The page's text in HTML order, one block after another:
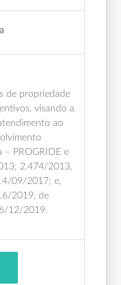
de propriedade
visando a
ao
– PROGRIDE e
2.474/2013,
09/2017; e,
2019, de
12/2019.